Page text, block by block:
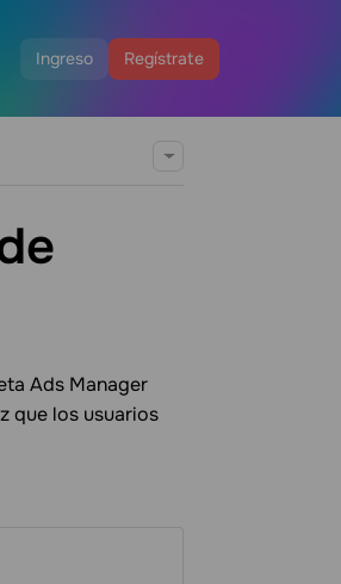
Ingreso Regístrate
Ads Manager
que los usuarios